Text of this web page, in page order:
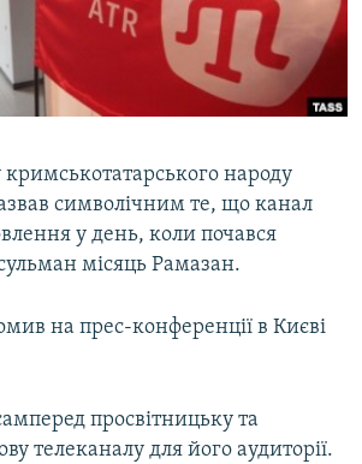
КРИМУ
народу
символічним те, що канал
у день, коли почався
місяць Рамазан.
на прес-конференції в Києві
просвітницьку та
телеканалу для його аудиторії.